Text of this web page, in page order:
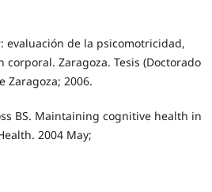
evaluación de la psicomotricidad,
Zaragoza. Tesis (Doctorado
Zaragoza; 2006.
BS. Maintaining cognitive health in
2004 May;